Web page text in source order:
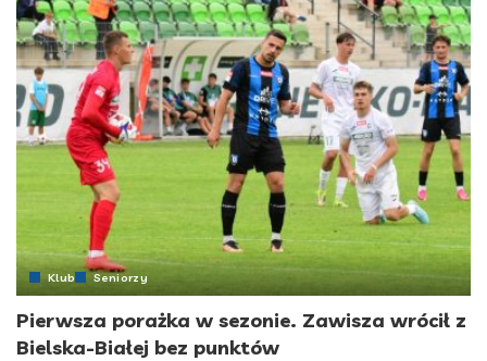
Klub Seniorzy
Pierwsza porażka w sezonie. Zawisza wrócił z
Bielska-Białej bez punktów